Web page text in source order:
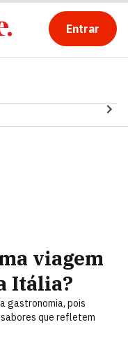
Entrar
viagem
Itália?
gastronomia, pois
que refletem